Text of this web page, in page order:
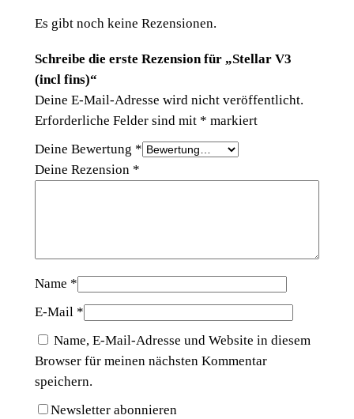
)
n
Es gibt noch keine Rezensionen.
Schreibe die erste Rezension für „Stellar V3
(incl fins)“
Deine E-Mail-Adresse wird nicht veröffentlicht.
Erforderliche Felder sind mit * markiert
Deine Bewertung *
Deine Rezension *
Name *
E-Mail *
Name, E-Mail-Adresse und Website in diesem
Browser für meinen nächsten Kommentar
speichern.
Newsletter abonnieren